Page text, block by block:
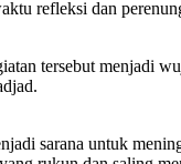
refleksi dan
tersebut menjadi
sarana untuk